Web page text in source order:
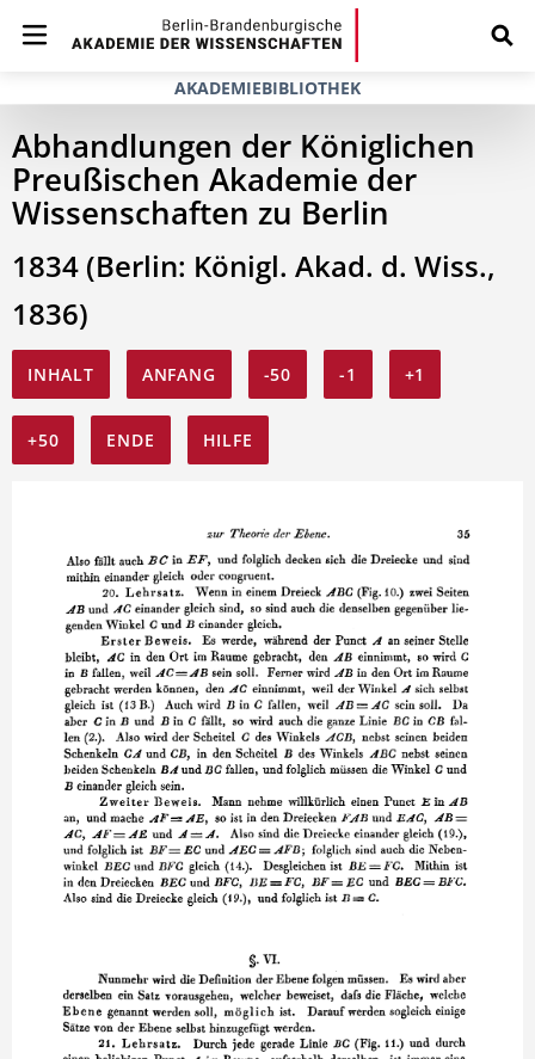
AKADEMIEBIBLIOTHEK
Abhandlungen der Königlichen
Preußischen Akademie der
Wissenschaften zu Berlin
1834 (Berlin: Königl. Akad. d. Wiss.,
1836)
INHALT ANFANG -50 -1 +1
+50 ENDE HILFE